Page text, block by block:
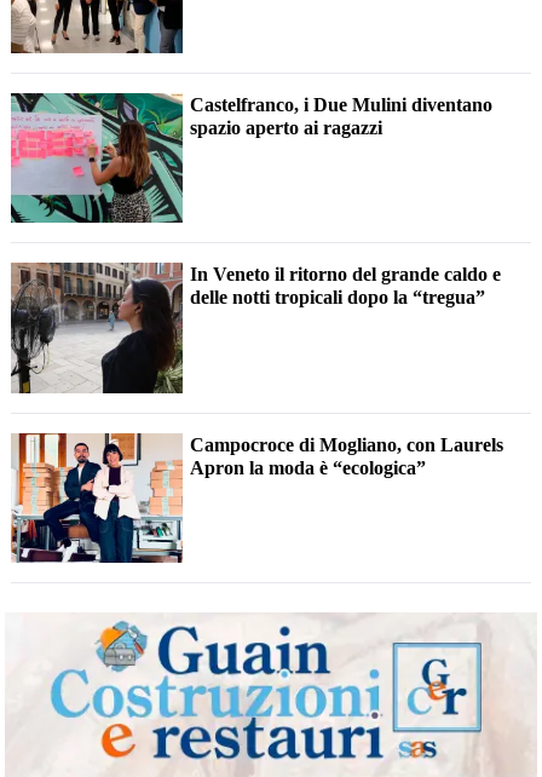
Castelfranco, i Due Mulini diventano
spazio aperto ai ragazzi
In Veneto il ritorno del grande caldo e
delle notti tropicali dopo la “tregua”
Campocroce di Mogliano, con Laurels
Apron la moda è “ecologica”